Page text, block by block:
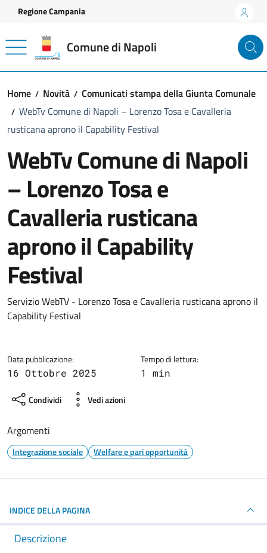
Vai ai contenuti
Vai al footer
Regione Campania
Comune di Napoli
Home Novità
Comunicati stampa della Giunta Comunale
WebTv Comune di Napoli – Lorenzo Tosa e Cavalleria
rusticana aprono il Capability Festival
WebTv Comune di Napoli
– Lorenzo Tosa e
Cavalleria rusticana
aprono il Capability
Festival
Dettagli della notizia
Servizio WebTV - Lorenzo Tosa e Cavalleria rusticana aprono il
Capability Festival
Data pubblicazione:
16 Ottobre 2025
Tempo di lettura:
1 min
Condividi Vedi azioni
Argomenti
Integrazione sociale Welfare e pari opportunità
INDICE DELLA PAGINA
Descrizione